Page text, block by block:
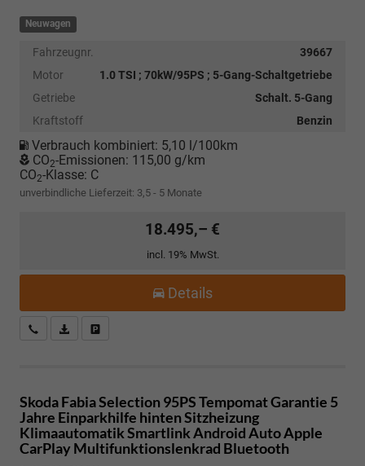
Neuwagen
Fahrzeugnr.
39667
Motor
1.0 TSI ; 70kW/95PS ; 5-Gang-Schaltgetriebe
Getriebe
Schalt. 5-Gang
Kraftstoff
Benzin
Verbrauch kombiniert: 5,10 l/100km
CO2-Emissionen: 115,00 g/km
CO2-Klasse: C
unverbindliche Lieferzeit: 3,5 - 5 Monate
18.495,– €
incl. 19% MwSt.
Details
Kostenloser Rückruf-Service
PDF-Datei, Fahrzeugexposé drucken
Skoda FabiaSelection 95PS Tempomat Garantie 5
Jahre Einparkhilfe hinten Sitzheizung
Klimaautomatik Smartlink Android Auto Apple
CarPlay Multifunktionslenkrad Bluetooth